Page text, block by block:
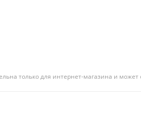
только для интернет-магазина и